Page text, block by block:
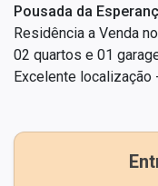
Pousada da
Residência a Venda
02 quartos e 01
Excelente localização